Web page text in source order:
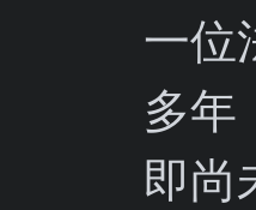
一位
多年
即